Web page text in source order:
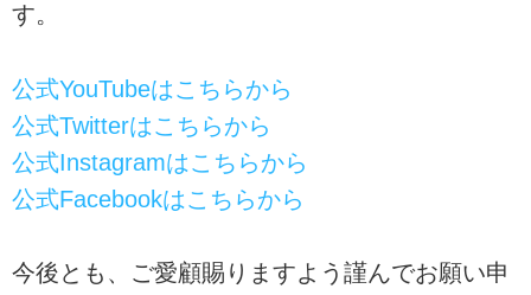
す。
公式YouTubeはこちらから
公式Twitterはこちらから
公式Instagramはこちらから
公式Facebookはこちらから
今後とも、ご愛顧賜りますよう謹んでお願い申